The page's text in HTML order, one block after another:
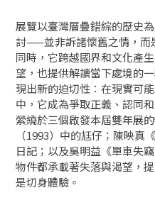
展覽以臺灣層疊錯綜的歷史
討——並非訴諸懷舊之情，而
同時，它跨越國界和文化產
望，也提供解讀當下處境的
現出新的迫切性：在現實可
中，它成為爭取正義、認同
縈繞於三個啟發本屆雙年展
（1993）中的尪仔；陳映真
日記；以及吳明益《單車失
物件都承載著失落與渴望，
是切身體驗。